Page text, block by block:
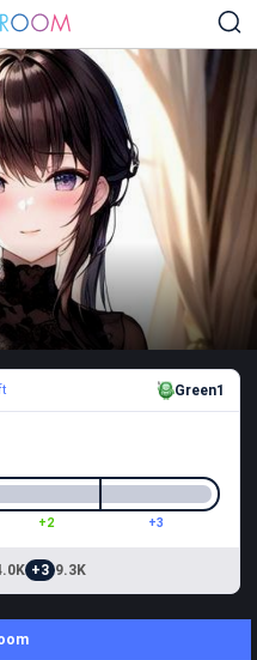
Green1
+2 +3
+3 9.3K